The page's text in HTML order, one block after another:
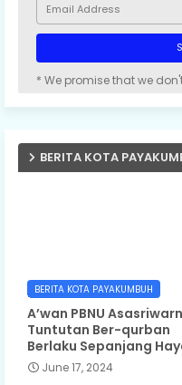
* We promise that we
BERITA KOTA
BERITA KOTA PAYAKUMBUH
A’wan PBNU
Tuntutan Ber-qurban
Berlaku Sepanjang
June 17, 2024